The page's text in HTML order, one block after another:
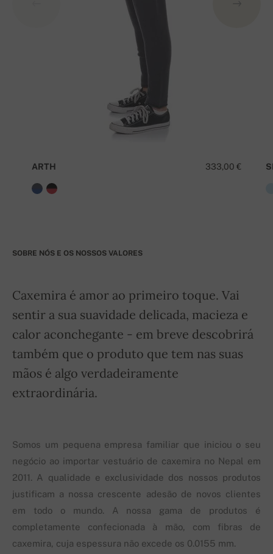
333,00 €
ARTH
SOBRE NÓS E OS NOSSOS VALORES
Caxemira é amor ao primeiro toque. Vai
sentir a sua suavidade delicada, macieza e
calor aconchegante - em breve descobrirá
também que o produto que tem nas suas
mãos é algo verdadeiramente
extraordinária.
Somos um pequena empresa familiar que iniciou o seu
negócio ao importar vestuário de caxemira no Nepal em
2011. A qualidade e exclusividade dos nossos produtos
justificam a nossa crescente adesão de novos clientes
em todo o mundo. A nossa gama de produtos é
completamente confecionada à mão, com fibras de
caxemira, cuja espessura não excede os 0.0155 mm.